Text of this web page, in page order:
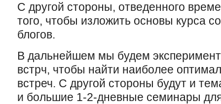
С другой стороны, отведенного
того, чтобы изложить основы курса
блогов.
В дальнейшем мы будем
встрч, чтобы найти наиболее
встреч. С другой стороны будут и
и большие 1-2-дневные семинары